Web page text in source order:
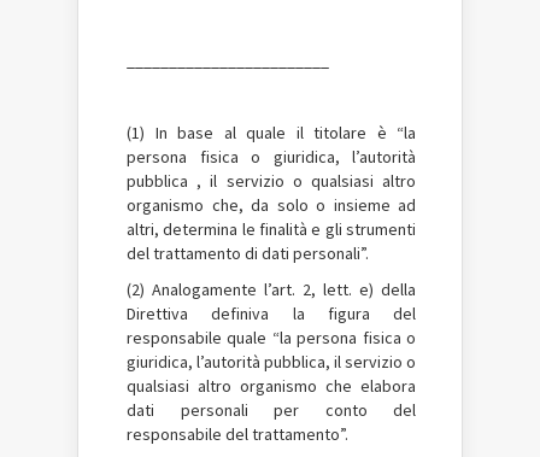
(1) In base al quale il titolare è “la
persona fisica o giuridica, l’autorità
pubblica , il servizio o qualsiasi altro
organismo che, da solo o insieme ad
altri, determina le finalità e gli strumenti
del trattamento di dati personali”.
(2) Analogamente l’art. 2, lett. e) della
Direttiva definiva la figura del
responsabile quale “la persona fisica o
giuridica, l’autorità pubblica, il servizio o
qualsiasi altro organismo che elabora
dati personali per conto del
responsabile del trattamento”.